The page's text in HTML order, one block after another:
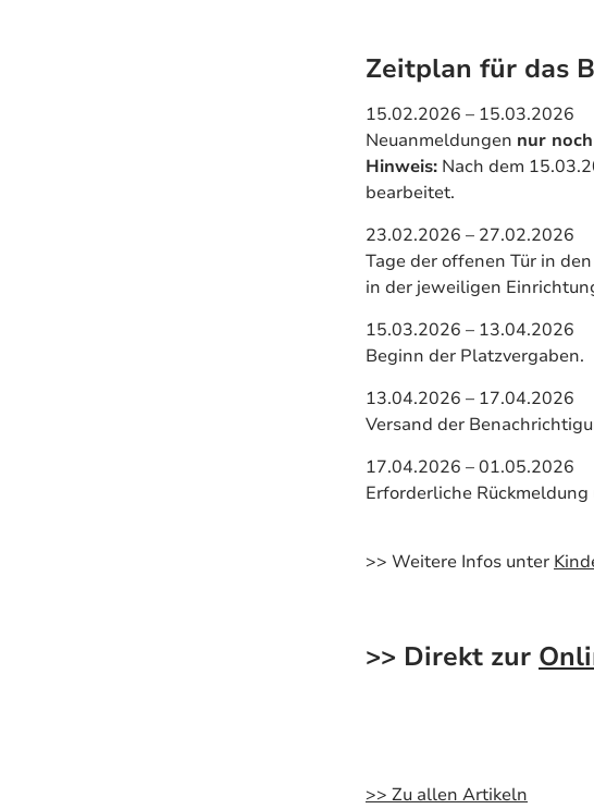
Zeitplan für das
15.02.2026 – 15.03.2026
Neuanmeldungen nur
Hinweis: Nach dem
bearbeitet.
23.02.2026 – 27.02.2026
Tage der offenen Tür in
in der jeweiligen
15.03.2026 – 13.04.2026
Beginn der Platzvergaben.
13.04.2026 – 17.04.2026
Versand der
17.04.2026 – 01.05.2026
Erforderliche
>> Weitere Infos unter
>> Direkt zur
>> Zu allen Artikeln